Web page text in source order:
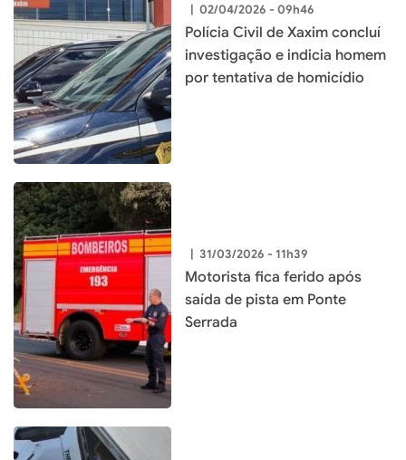
| 02/04/2026 - 09h46
Polícia Civil de Xaxim concluí
investigação e indicia homem
por tentativa de homicídio
| 31/03/2026 - 11h39
Motorista fica ferido após
saída de pista em Ponte
Serrada